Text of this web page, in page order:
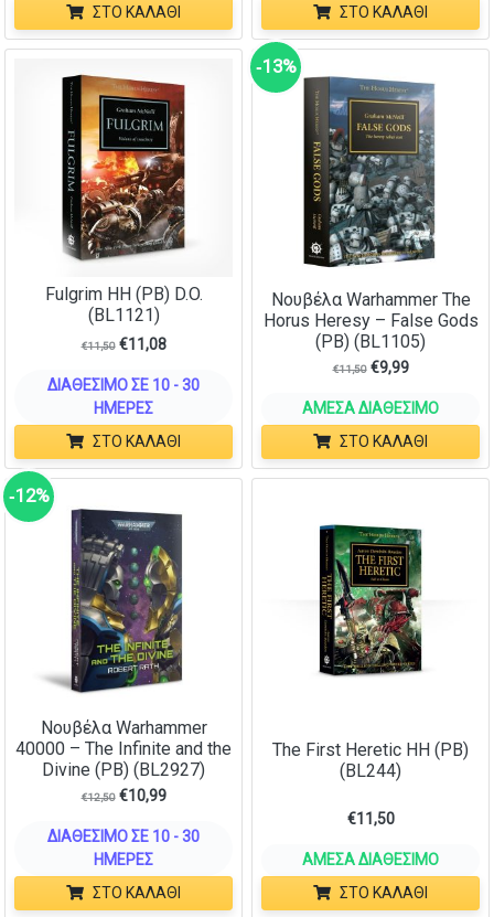
ΣΤΟ ΚΑΛΆΘΙ
ΣΤΟ ΚΑΛΆΘΙ
Fulgrim HH (PB) D.O.
(BL1121)
€11,50 €11,08
ΔΙΑΘΈΣΙΜΟ ΣΕ 10 - 30
ΗΜΈΡΕΣ
ΣΤΟ ΚΑΛΆΘΙ
‑13%
Νουβέλα Warhammer The
Horus Heresy – False Gods
(PB) (BL1105)
€11,50 €9,99
ΆΜΕΣΑ ΔΙΑΘΈΣΙΜΟ
ΣΤΟ ΚΑΛΆΘΙ
‑12%
Νουβέλα Warhammer
40000 – The Infinite and the
Divine (PB) (BL2927)
€12,50 €10,99
ΔΙΑΘΈΣΙΜΟ ΣΕ 10 - 30
ΗΜΈΡΕΣ
ΣΤΟ ΚΑΛΆΘΙ
The First Heretic HH (PB)
(BL244)
€11,50
ΆΜΕΣΑ ΔΙΑΘΈΣΙΜΟ
ΣΤΟ ΚΑΛΆΘΙ